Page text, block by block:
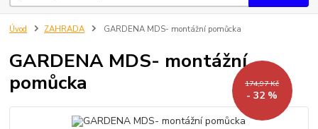
Úvod ZAHRADA GARDENA MDS- montážní pomůcka
GARDENA MDS- montážní
pomůcka
174,97 Kč
- 32 %